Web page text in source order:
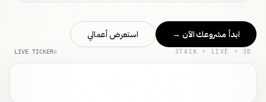
ابدأ مشروعك الآن → استعرض أعمالي
STACK • LIVE • 3D
LIVE TICKER